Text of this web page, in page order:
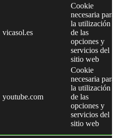
vicasol.es
Cookie
necesaria para
la utilización
de las
opciones y
servicios del
sitio web
youtube.com
Cookie
necesaria para
la utilización
de las
opciones y
servicios del
sitio web